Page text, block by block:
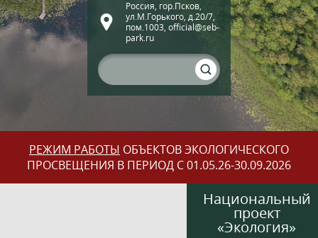
Россия, гор.Псков,
ул.М.Горького, д.20/7,
пом.1003, official@seb-
park.ru
РЕЖИМ РАБОТЫ ОБЪЕКТОВ ЭКОЛОГИЧЕСКОГО
ПРОСВЕЩЕНИЯ В ПЕРИОД С 01.05.26-30.09.2026
Национальный
проект
«Экология»